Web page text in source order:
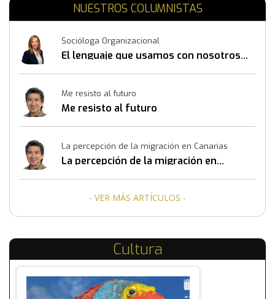
NUESTROS COLUMNISTAS
Socióloga Organizacional
El lenguaje que usamos con nosotros
Me resisto al futuro
Me resisto al futuro
La percepción de la migración en Canarias
La percepción de la migración en
- VER MÁS ARTÍCULOS -
Cultura